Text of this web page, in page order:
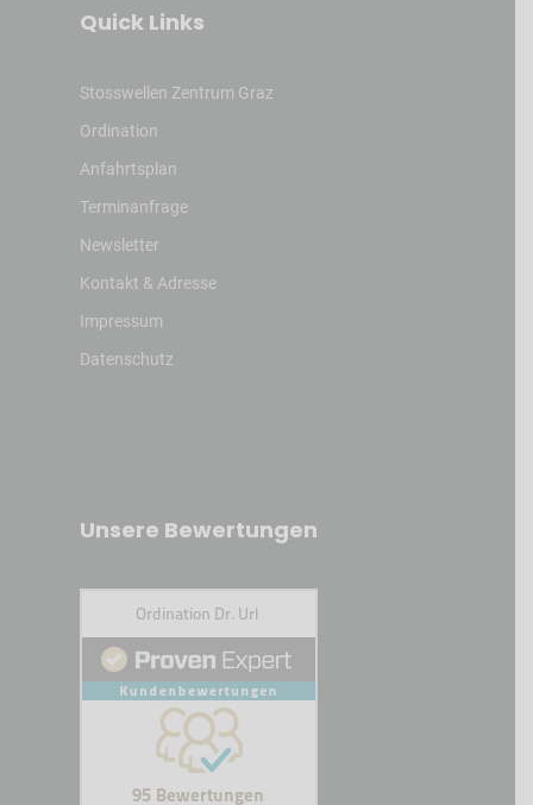
Quick Links
Stosswellen Zentrum Graz
Ordination
Anfahrtsplan
Terminanfrage
Newsletter
Kontakt & Adresse
Impressum
Datenschutz
Unsere Bewertungen
Kundenbewertungen und Erfahrungen zu